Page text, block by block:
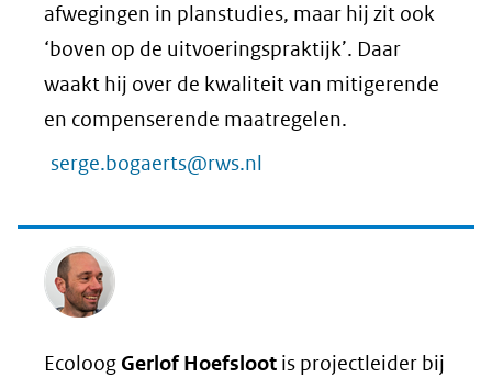
afwegingen in planstudies, maar hij zit ook
‘boven op de uitvoeringspraktijk’. Daar
waakt hij over de kwaliteit van mitigerende
en compenserende maatregelen.
serge.bogaerts@rws.nl
Ecoloog Gerlof Hoefsloot is projectleider bij